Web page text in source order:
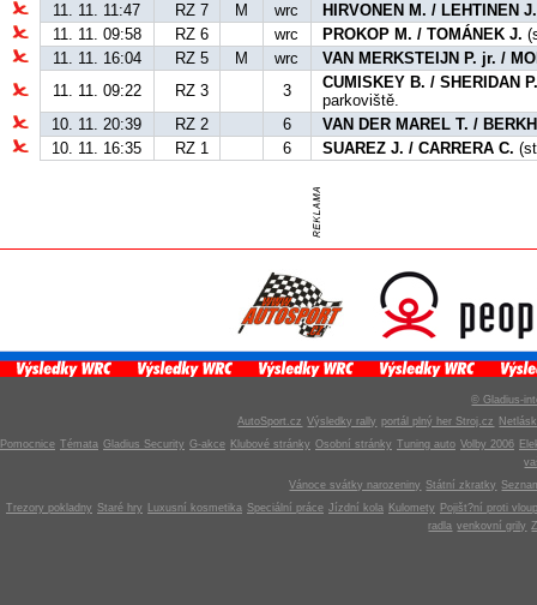
11. 11. 11:47
RZ 7 M wrc
HIRVONEN M. / LEHTINEN J.
11. 11. 09:58
RZ 6 wrc PROKOP M. / TOMÁNEK J.
11. 11. 16:04
RZ 5 M wrc
VAN MERKSTEIJN P. jr. /
11. 11. 09:22
RZ 3 3
CUMISKEY B. / SHERIDAN
parkoviště.
10. 11. 20:39
RZ 2 6
VAN DER MAREL T. /
10. 11. 16:35
RZ 1 6 SUAREZ J. / CARRERA C.
© Gladius-
AutoSport.cz Výsledky rally portál plný her Stroj.cz
Pomocnice Témata Gladius Security G-akce Klubové stránky Osobní stránky Tuning auto Volby 2006
Vánoce svátky narozeniny Státní zkratky
Trezory pokladny Staré hry Luxusní kosmetika Speciální práce Jízdní kola Kulomety
Pojišt?ní proti
radla venkovní grily